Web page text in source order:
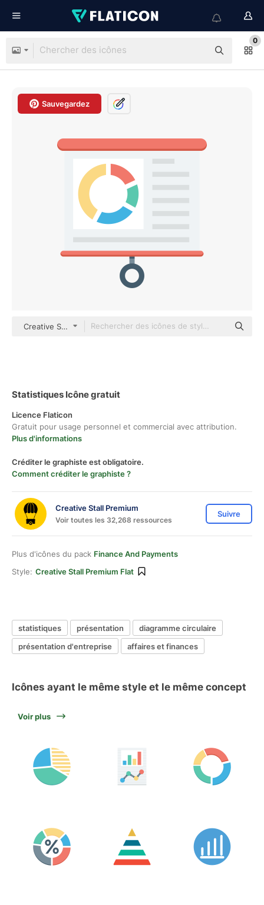
0
Sauvegardez
Creative Stall Premium Flat
Statistiques Icône gratuit
Licence Flaticon
Gratuit pour usage personnel et commercial avec attribution.
Plus d'informations
Créditer le graphiste est obligatoire.
Comment créditer le graphiste ?
Creative Stall Premium
Voir toutes les 32,268 ressources
Suivre
Plus d'icônes du pack Finance And Payments
Style: Creative Stall Premium Flat
statistiques présentation
diagramme circulaire
présentation d'entreprise
affaires et finances
Icônes ayant le même style et le même concept
Voir plus